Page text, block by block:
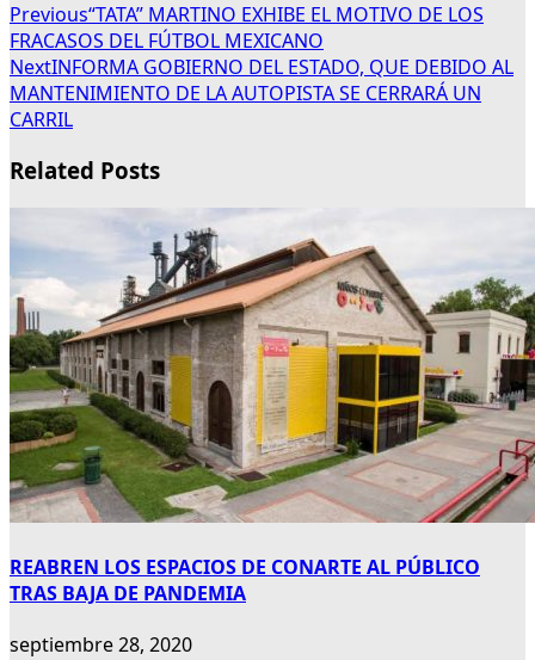
Previous“TATA” MARTINO EXHIBE EL MOTIVO DE LOS
FRACASOS DEL FÚTBOL MEXICANO
NextINFORMA GOBIERNO DEL ESTADO, QUE DEBIDO AL
MANTENIMIENTO DE LA AUTOPISTA SE CERRARÁ UN
CARRIL
Related Posts
REABREN LOS ESPACIOS DE CONARTE AL PÚBLICO
TRAS BAJA DE PANDEMIA
septiembre 28, 2020